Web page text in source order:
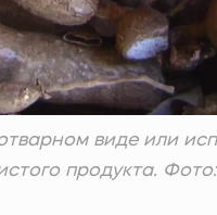
виде или
продукта.